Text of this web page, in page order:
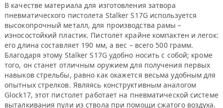
В качестве материала для изготовления затвора
пневматического пистолета Stalker S17G используется
высокопрочный металл, для производства рамы –
износостойкий пластик. Пистолет крайне компактен и легок:
его длина составляет 190 мм, а вес – всего 500 грамм.
Благодаря этому Stalker S17G удобно носить с собой; кроме
того, он станет отличным оружием для получения первых
навыков стрельбы, равно как окажется весьма удобным для
опытных стрелков. Являясь конструктивным аналогом
Glock17, этот пистолет работает на пневматической системе
выталкивания пули из ствола при помощи сжатого воздуха.